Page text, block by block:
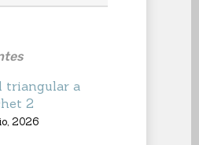
triangular a
2
2026